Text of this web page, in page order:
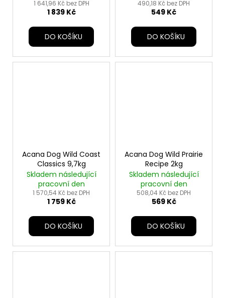
1 641,96 Kč bez DPH
1 839 Kč
DO KOŠÍKU
490,18 Kč bez DPH
549 Kč
DO KOŠÍKU
Acana Dog Wild Coast
Classics 9,7kg
Skladem následující
pracovní den
1 570,54 Kč bez DPH
1 759 Kč
DO KOŠÍKU
Acana Dog Wild Prairie
Recipe 2kg
Skladem následující
pracovní den
508,04 Kč bez DPH
569 Kč
DO KOŠÍKU